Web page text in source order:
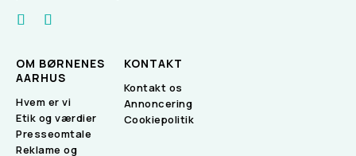
OM BØRNENES
AARHUS
Hvem er vi
Etik og værdier
Presseomtale
Reklame og
KONTAKT
Kontakt os
Annoncering
Cookiepolitik